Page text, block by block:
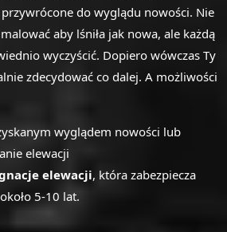
do wyglądu nowości. Nie
aby lśniła jak nowa, ale każdą
wyczyścić. Dopiero wówczas Ty
zdecydować co dalej. A możliwości
wyglądem nowości lub
elewacji
elewacji, która zabezpiecza
5-10 lat.